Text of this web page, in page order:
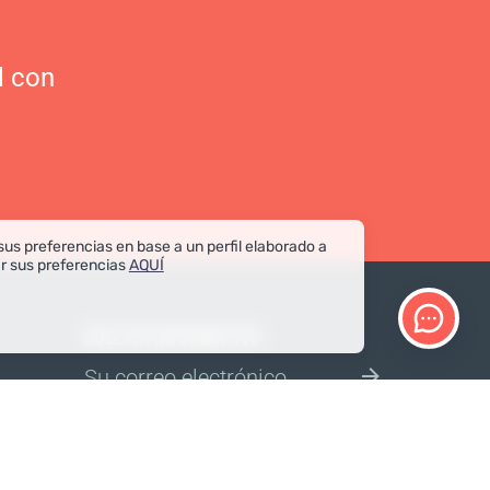
preferencias en base a un perfil elaborado a
sus preferenciasAQUÍ
Confirmar
con